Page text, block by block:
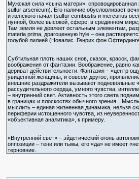
Мужская сила «сына матери»,
sulfur arsenicum). Его наличие обусловливает
и женского начал (sulfur combustis и mercurius
лунной, более высокой, сфере, в срединном
Там земля не довлеет остальным элементам,
materia prima, драгоценную hyle – она
голубой лилией (Новалис. Генрих фон
Субтильная плоть наших снов, сказок, красок,
воображения от фантазии. Воображение, равно
дериват действительности. Фантазия – «центр
увиденной женщины, и совсем другое,
внешние раздражители вызывают подневольные
рассудительного сердца, умного чувства,
– внутренний свет. Активность этого света
в границах и плоскостях обычного
мыслить – единая жизненная динамика, нельзя
периферии истощенного чувства, из
«объективная аналитика», к примеру.
«Внутренний свет» – эйдетический огонь
оппозиции – тени или тьмы, его «да» не имеет
терновние.